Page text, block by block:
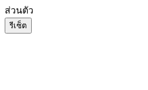
ส่วนตัว
รีเซ็ต